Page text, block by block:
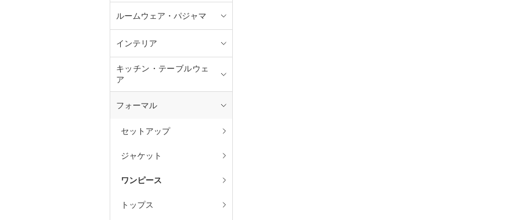
ルームウェア・パジャマ
インテリア
キッチン・テーブルウェ
ア
フォーマル
セットアップ
ジャケット
ワンピース
トップス